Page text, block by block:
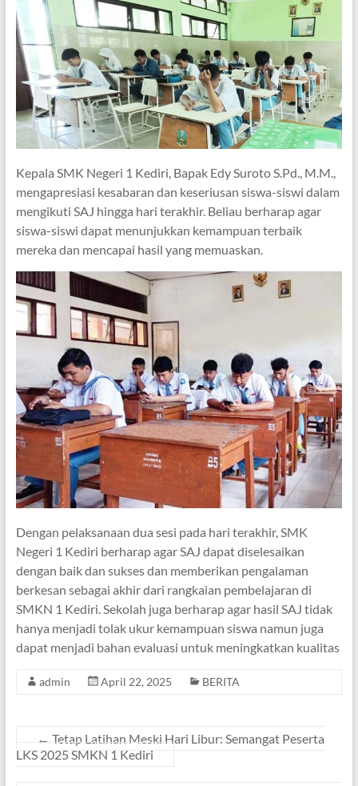
Kepala SMK Negeri 1 Kediri, Bapak Edy Suroto S.Pd., M.M.,
mengapresiasi kesabaran dan keseriusan siswa-siswi dalam
mengikuti SAJ hingga hari terakhir. Beliau berharap agar
siswa-siswi dapat menunjukkan kemampuan terbaik
mereka dan mencapai hasil yang memuaskan.
Dengan pelaksanaan dua sesi pada hari terakhir, SMK
Negeri 1 Kediri berharap agar SAJ dapat diselesaikan
dengan baik dan sukses dan memberikan pengalaman
berkesan sebagai akhir dari rangkaian pembelajaran di
SMKN 1 Kediri. Sekolah juga berharap agar hasil SAJ tidak
hanya menjadi tolak ukur kemampuan siswa namun juga
dapat menjadi bahan evaluasi untuk meningkatkan kualitas
admin April 22, 2025 BERITA
← Tetap Latihan Meski Hari Libur: Semangat Peserta
LKS 2025 SMKN 1 Kediri